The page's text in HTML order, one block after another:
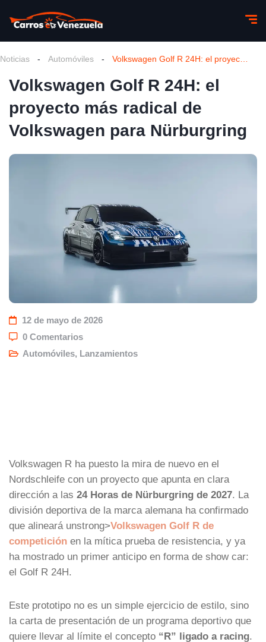
Noticias - Automóviles -
Volkswagen Golf R 24H: el
proyecto más radical de
Volkswagen para Nürburgring
12 de mayo de 2026
0 Comentarios
Automóviles, Lanzamientos
Volkswagen R ha puesto la mira de nuevo en el
Nordschleife con un proyecto que apunta en clara
dirección a las 24 Horas de Nürburgring de 2027. La
división deportiva de la marca alemana ha confirmado
que alineará unstrong>Volkswagen Golf R de
competición en la mítica prueba de resistencia, y ya
ha mostrado un primer anticipo en forma de show car:
el Golf R 24H.
Este prototipo no es un simple ejercicio de estilo, sino
la carta de presentación de un programa deportivo que
quiere llevar al límite el concepto “R” ligado a racing.